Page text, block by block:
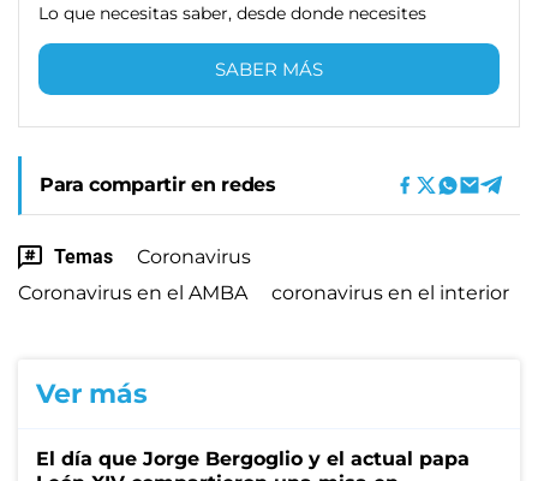
Lo que necesitas saber, desde donde necesites
SABER MÁS
Para compartir en redes
Temas
Coronavirus
Coronavirus en el AMBA
coronavirus en el interior
Ver más
El día que Jorge Bergoglio y el actual papa